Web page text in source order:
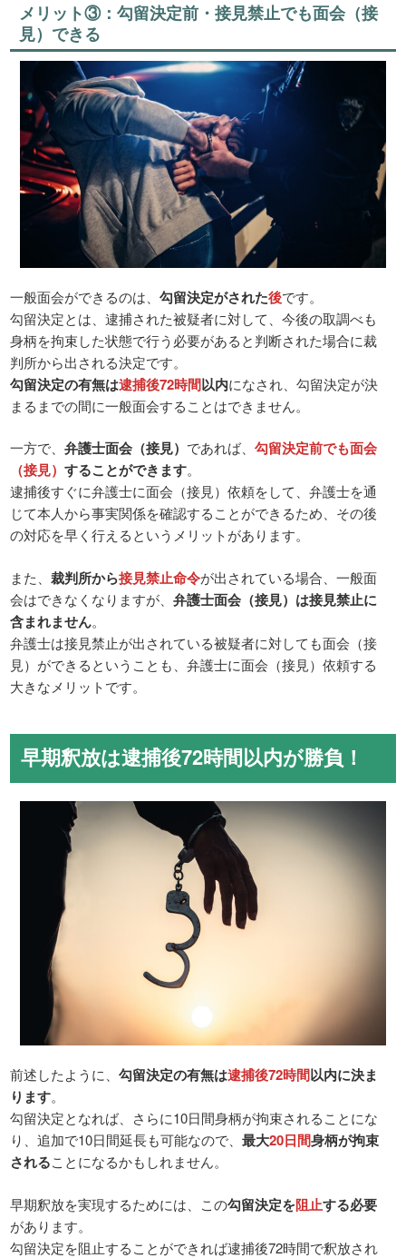
メリット③：勾留決定前・接見禁止でも面会（接
見）できる
一般面会ができるのは、勾留決定がされた後です。
勾留決定とは、逮捕された被疑者に対して、今後の取調べも
身柄を拘束した状態で行う必要があると判断された場合に裁
判所から出される決定です。
勾留決定の有無は逮捕後72時間以内になされ、勾留決定が決
まるまでの間に一般面会することはできません。
一方で、弁護士面会（接見） であれば、勾留決定前でも面会
（接見）することができます。
逮捕後すぐに弁護士に面会（接見）依頼をして、弁護士を通
じて本人から事実関係を確認することができるため、その後
の対応を早く行えるというメリットがあります。
また、裁判所から接見禁止命令が出されている場合、一般面
会はできなくなりますが、弁護士面会（接見）は接見禁止に
含まれません。
弁護士は接見禁止が出されている被疑者に対しても面会（接
見）ができるということも、弁護士に面会（接見）依頼する
大きなメリットです。
早期釈放は逮捕後72時間以内が勝負！
前述したように、勾留決定の有無は逮捕後72時間以内に決ま
ります。
勾留決定となれば、さらに10日間身柄が拘束されることにな
り、追加で10日間延長も可能なので、最大20日間身柄が拘束
されることになるかもしれません。
早期釈放を実現するためには、この勾留決定を阻止する必要
があります。
勾留決定を阻止することができれば逮捕後72時間で釈放され